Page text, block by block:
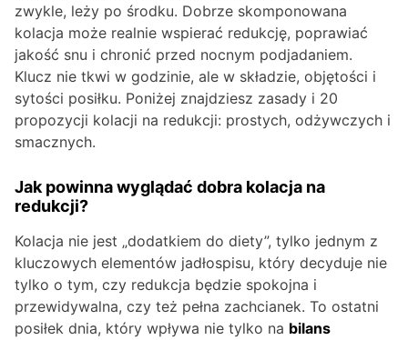
zwykle, leży po środku. Dobrze skomponowana
kolacja może realnie wspierać redukcję, poprawiać
jakość snu i chronić przed nocnym podjadaniem.
Klucz nie tkwi w godzinie, ale w składzie, objętości i
sytości posiłku. Poniżej znajdziesz zasady i 20
propozycji kolacji na redukcji: prostych, odżywczych i
smacznych.
Jak powinna wyglądać dobra kolacja na
redukcji?
Kolacja nie jest „dodatkiem do diety”, tylko jednym z
kluczowych elementów jadłospisu, który decyduje nie
tylko o tym, czy redukcja będzie spokojna i
przewidywalna, czy też pełna zachcianek. To ostatni
posiłek dnia, który wpływa nie tylko na bilans